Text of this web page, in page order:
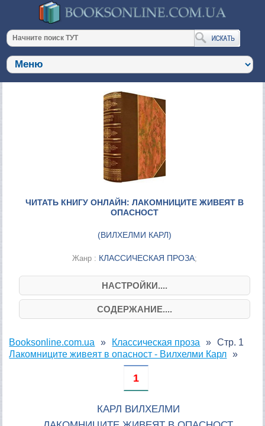
ЧИТАТЬ КНИГУ ОНЛАЙН: ЛАКОМНИЦИТЕ ЖИВЕЯТ В
ОПАСНОСТ
(ВИЛХЕЛМИ КАРЛ)
Жанр : КЛАССИЧЕСКАЯ ПРОЗА;
НАСТРОЙКИ....
СОДЕРЖАНИЕ....
Booksonline.com.ua
Классическая проза
Лакомниците живеят в опасност - Вилхелми Карл
Стр. 1
1
КАРЛ ВИЛХЕЛМИ